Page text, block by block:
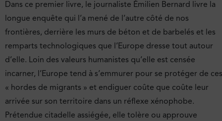
Dans ce premier livre, le journaliste Émilien Bernard livre la
longue enquête qui l’a mené de l’autre côté de nos
frontières, derrière les murs de béton et de barbelés et les
remparts technologiques que l’Europe dresse tout autour
d’elle. Loin des valeurs humanistes qu’elle est censée
incarner, l’Europe tend à s’emmurer pour se protéger de ces
« hordes de migrants » et endiguer coûte que coûte leur
arrivée sur son territoire dans un réflexe xénophobe.
Prétendue citadelle assiégée, elle tolère ou approuve